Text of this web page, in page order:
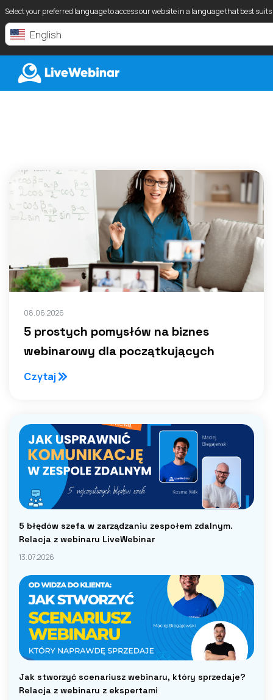
Select your preferred language to access our website in a language that best
English
08.06.2026
5 prostych pomysłów na biznes
webinarowy dla początkujących
Czytaj
5 błędów szefa w zarządzaniu zespołem zdalnym.
Relacja z webinaru LiveWebinar
13.07.2026
Jak stworzyć scenariusz webinaru, który sprzedaje?
Relacja z webinaru z ekspertami